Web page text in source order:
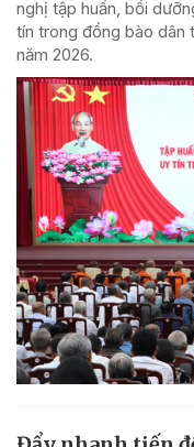
nghị tập huấn, bồi
tín trong đồng bào dân
năm 2026.